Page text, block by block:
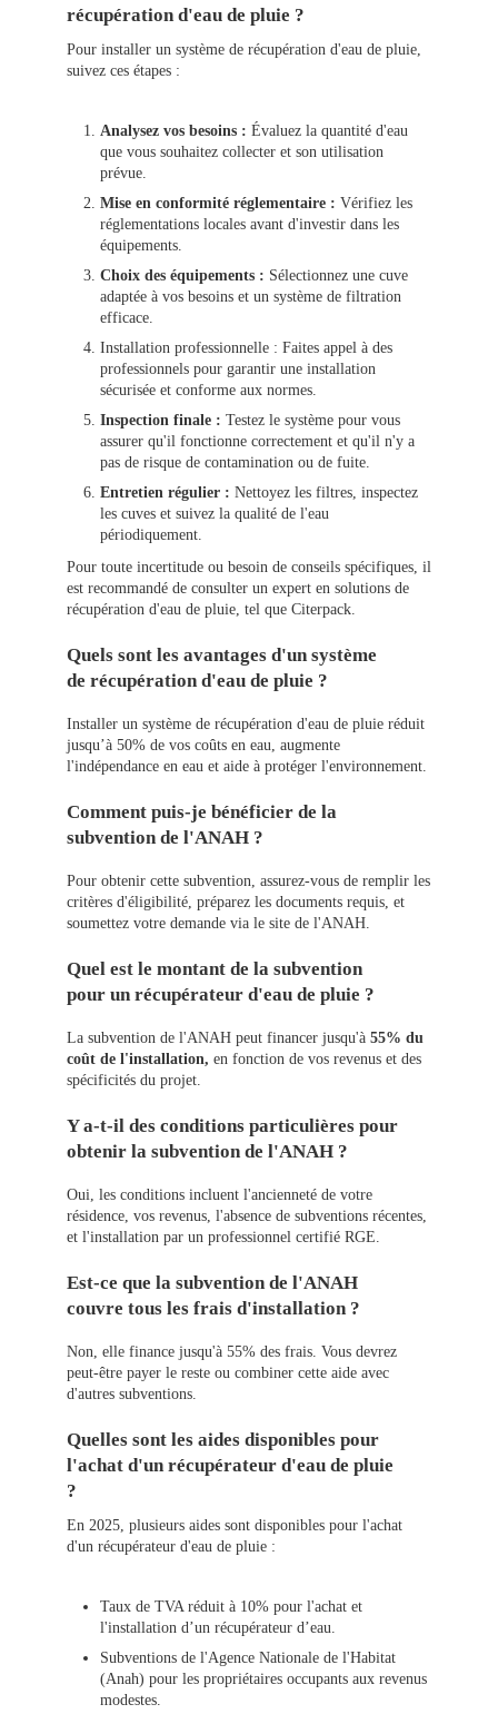
récupération d'eau de pluie ?
Pour installer un système de récupération d'eau de pluie,
suivez ces étapes :
Analysez vos besoins : Évaluez la quantité d'eau
que vous souhaitez collecter et son utilisation
prévue.
Mise en conformité réglementaire : Vérifiez les
réglementations locales avant d'investir dans les
équipements.
Choix des équipements : Sélectionnez une cuve
adaptée à vos besoins et un système de filtration
efficace.
Installation professionnelle : Faites appel à des
professionnels pour garantir une installation
sécurisée et conforme aux normes.
Inspection finale : Testez le système pour vous
assurer qu'il fonctionne correctement et qu'il n'y a
pas de risque de contamination ou de fuite.
Entretien régulier : Nettoyez les filtres, inspectez
les cuves et suivez la qualité de l'eau
périodiquement.
Pour toute incertitude ou besoin de conseils spécifiques, il
est recommandé de consulter un expert en solutions de
récupération d'eau de pluie, tel que Citerpack.
Quels sont les avantages d'un système
de récupération d'eau de pluie ?
Installer un système de récupération d'eau de pluie réduit
jusqu’à 50% de vos coûts en eau, augmente
l'indépendance en eau et aide à protéger l'environnement.
Comment puis-je bénéficier de la
subvention de l'ANAH ?
Pour obtenir cette subvention, assurez-vous de remplir les
critères d'éligibilité, préparez les documents requis, et
soumettez votre demande via le site de l'ANAH.
Quel est le montant de la subvention
pour un récupérateur d'eau de pluie ?
La subvention de l'ANAH peut financer jusqu'à 55% du
coût de l'installation, en fonction de vos revenus et des
spécificités du projet.
Y a-t-il des conditions particulières pour
obtenir la subvention de l'ANAH ?
Oui, les conditions incluent l'ancienneté de votre
résidence, vos revenus, l'absence de subventions récentes,
et l'installation par un professionnel certifié RGE.
Est-ce que la subvention de l'ANAH
couvre tous les frais d'installation ?
Non, elle finance jusqu'à 55% des frais. Vous devrez
peut-être payer le reste ou combiner cette aide avec
d'autres subventions.
Quelles sont les aides disponibles pour
l'achat d'un récupérateur d'eau de pluie
?
En 2025, plusieurs aides sont disponibles pour l'achat
d'un récupérateur d'eau de pluie :
Taux de TVA réduit à 10% pour l'achat et
l'installation d’un récupérateur d’eau.
Subventions de l'Agence Nationale de l'Habitat
(Anah) pour les propriétaires occupants aux revenus
modestes.